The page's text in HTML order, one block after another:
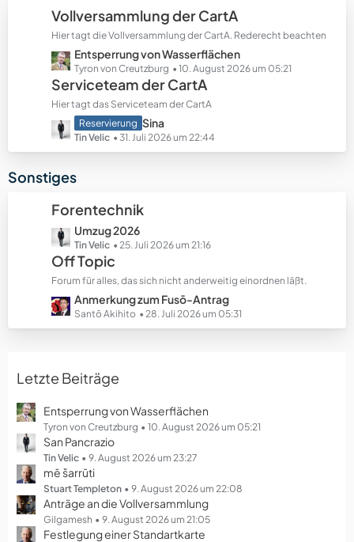
e
t
r
ä
g
e
e
B
e
i
t
r
ä
g
e
Vollversammlung der CartA
Hier tagt die Vollversammlung der CartA. Rederecht beachten
L
e
t
z
t
e
B
i
r
ä
g
e
Entsperrung von Wasserflächen
Tyron von Creutzburg 10. August 2026 um 05:21
Serviceteam der CartA
Hier tagt das Serviceteam der CartA
L
e
t
t
e
B
e
i
t
r
ä
g
e
Reservierung Sina
Tin Velic 31. Juli 2026 um 22:44
Sonstiges
Forentechnik
L
e
t
z
t
e
B
t
r
g
Umzug 2026
Tin Velic 25. Juli 2026 um 21:16
Off Topic
Forum für alles, das sich nicht anderweitig einordnen läßt.
L
e
t
e
e
i
t
r
ä
g
e
Anmerkung zum Fusō-Antrag
Santō Akihito 28. Juli 2026 um 05:31
Letzte Beiträge
Entsperrung von Wasserflächen
Tyron von Creutzburg 10. August 2026 um 05:21
San Pancrazio
Tin Velic 9. August 2026 um 23:27
mē šarrūti
Stuart Templeton 9. August 2026 um 22:08
Anträge an die Vollversammlung
Gilgamesh 9. August 2026 um 21:05
Festlegung einer Standartkarte